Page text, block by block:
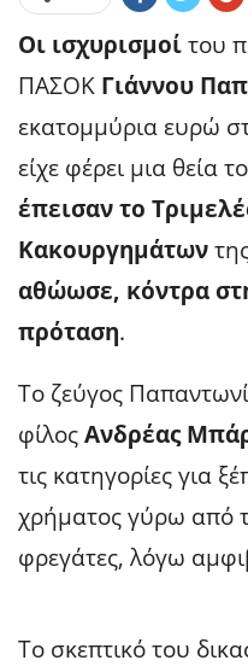
Οι ισχυρισμοίτου
ΠΑΣΟΚ Γιάννου
εκατομμύρια ευρώ
είχε φέρει μια θεία
έπεισαν το
Κακουργημάτων
αθώωσε, κόντρα
πρόταση.
Το ζεύγος
φίλοςΑνδρέας
τις κατηγορίες για
χρήματος γύρω από
φρεγάτες, λόγω
Το σκεπτικό του